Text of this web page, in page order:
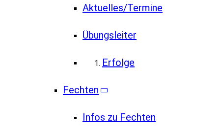
Aktuelles/Termine
Übungsleiter
Erfolge
Fechten
Infos zu Fechten